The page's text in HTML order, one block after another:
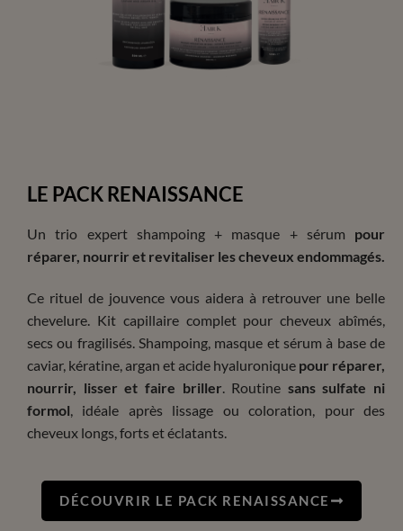
LE PACK RENAISSANCE
Un trio expert shampoing + masque + sérum pour
réparer, nourrir et revitaliser les cheveux endommagés.
Ce rituel de jouvence vous aidera à retrouver une belle
chevelure. Kit capillaire complet pour cheveux abîmés,
secs ou fragilisés. Shampoing, masque et sérum à base de
caviar, kératine, argan et acide hyaluronique pour réparer,
nourrir, lisser et faire briller. Routine sans sulfate ni
formol, idéale après lissage ou coloration, pour des
cheveux longs, forts et éclatants.
DÉCOUVRIR LE PACK RENAISSANCE